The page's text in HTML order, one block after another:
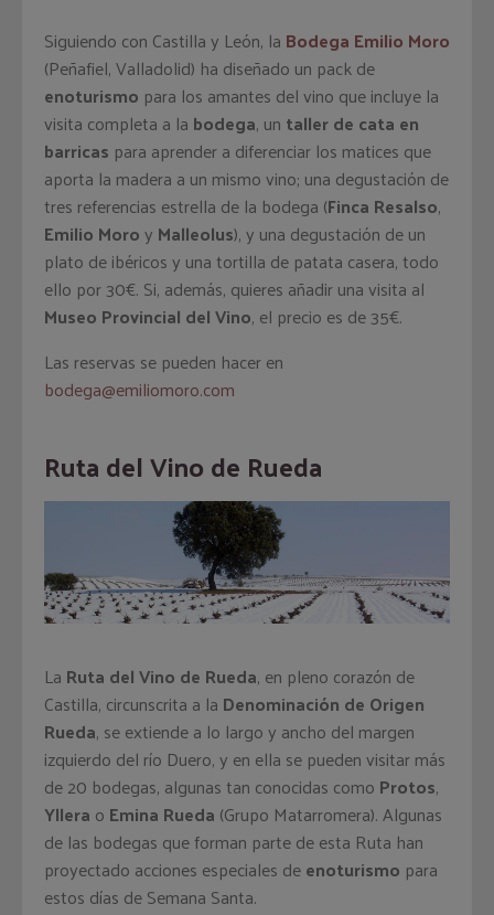
Siguiendo con Castilla y León, la Bodega Emilio Moro
(Peñafiel, Valladolid) ha diseñado un pack de
enoturismo para los amantes del vino que incluye la
visita completa a la bodega, un taller de cata en
barricas para aprender a diferenciar los matices que
aporta la madera a un mismo vino; una degustación de
tres referencias estrella de la bodega (Finca Resalso,
Emilio Moroy Malleolus), y una degustación de un
plato de ibéricos y una tortilla de patata casera, todo
ello por 30€. Si, además, quieres añadir una visita al
Museo Provincial del Vino, el precio es de 35€.
Las reservas se pueden hacer en
bodega@emiliomoro.com
Ruta del Vino de Rueda
La Ruta del Vino de Rueda, en pleno corazón de
Castilla, circunscrita a la Denominación de Origen
Rueda, se extiende a lo largo y ancho del margen
izquierdo del río Duero, y en ella se pueden visitar más
de 20 bodegas, algunas tan conocidas como Protos,
Yllera o Emina Rueda (Grupo Matarromera). Algunas
de las bodegas que forman parte de esta Ruta han
proyectado acciones especiales deenoturismo para
estos días de Semana Santa.